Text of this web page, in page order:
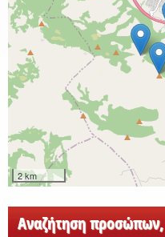
2 km
Αναζήτηση προσώπων,